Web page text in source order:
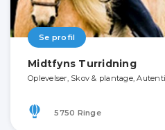
Se profil
Midtfyns Turridning
Oplevelser, Skov & plantage,
5750 Ringe